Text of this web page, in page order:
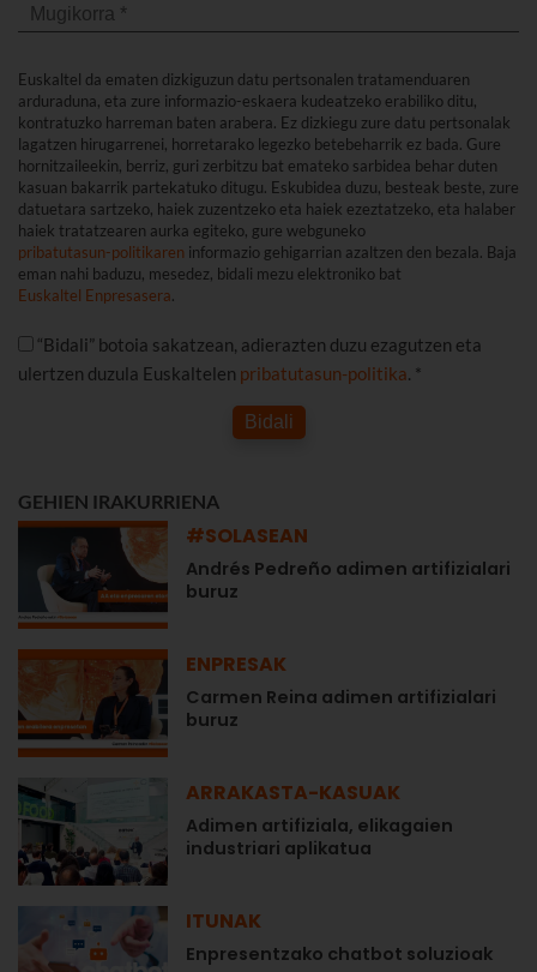
Euskaltel da ematen dizkiguzun datu pertsonalen tratamenduaren
arduraduna, eta zure informazio-eskaera kudeatzeko erabiliko ditu,
kontratuzko harreman baten arabera. Ez dizkiegu zure datu pertsonalak
lagatzen hirugarrenei, horretarako legezko betebeharrik ez bada. Gure
hornitzaileekin, berriz, guri zerbitzu bat emateko sarbidea behar duten
kasuan bakarrik partekatuko ditugu. Eskubidea duzu, besteak beste, zure
datuetara sartzeko, haiek zuzentzeko eta haiek ezeztatzeko, eta halaber
haiek tratatzearen aurka egiteko, gure webguneko
pribatutasun-politikaren informazio gehigarrian azaltzen den bezala. Baja
eman nahi baduzu, mesedez, bidali mezu elektroniko bat
Euskaltel Enpresasera.
“Bidali” botoia sakatzean, adierazten duzu ezagutzen eta
ulertzen duzula Euskaltelen pribatutasun-politika. *
Bidali
GEHIEN IRAKURRIENA
#SOLASEAN
Andrés Pedreño adimen artifizialari
buruz
ENPRESAK
Carmen Reina adimen artifizialari
buruz
ARRAKASTA-KASUAK
Adimen artifiziala, elikagaien
industriari aplikatua
ITUNAK
Enpresentzako chatbot soluzioak